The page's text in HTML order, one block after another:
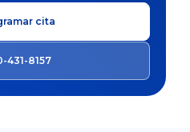
cita
431-8157